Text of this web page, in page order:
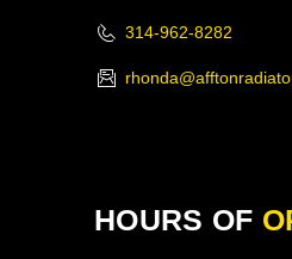
314-962-8282
HOURS OF